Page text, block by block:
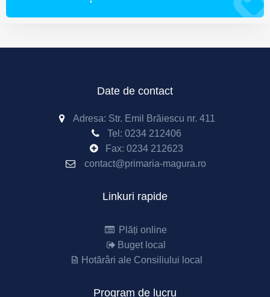
Date de contact
Adresa: Str. Emil Brăiescu nr. 411
Tel: 0234 212406
Fax: 0234 212623
contact@primaria-magura.ro
Linkuri rapide
Plăți online
Buget local
Hotărâri ale Consiliului local
Program de lucru